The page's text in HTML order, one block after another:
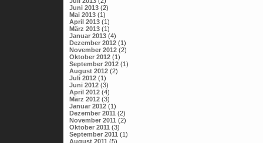
Juni 2013(2)
Mai 2013(1)
April 2013(1)
März 2013(1)
Januar 2013(4)
Dezember 2012(1)
November 2012(2)
Oktober 2012(1)
September 2012(1)
August 2012(2)
Juli 2012(1)
Juni 2012(3)
April 2012(4)
März 2012(3)
Januar 2012(1)
Dezember 2011 (2)
November 2011 (2)
Oktober 2011 (3)
September 2011 (1)
August 2011 (5)